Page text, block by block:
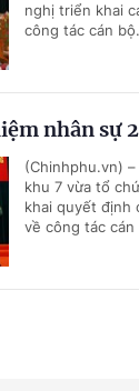
nghị triển khai
công tác cán bộ.
nhân sự
(Chinhphu.vn)
khu 7 vừa tổ
khai quyết định
về công tác cán